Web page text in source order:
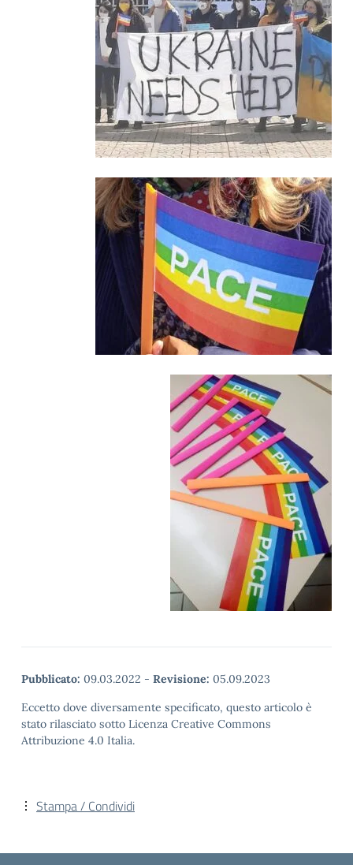
Pubblicato: 09.03.2022 - Revisione: 05.09.2023
Eccetto dove diversamente specificato, questo articolo è
stato rilasciato sotto Licenza Creative Commons
Attribuzione 4.0 Italia.
Stampa / Condividi